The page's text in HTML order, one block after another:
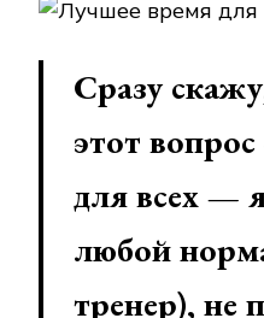
Сразу
этот
для всех —
любой
тренер), не